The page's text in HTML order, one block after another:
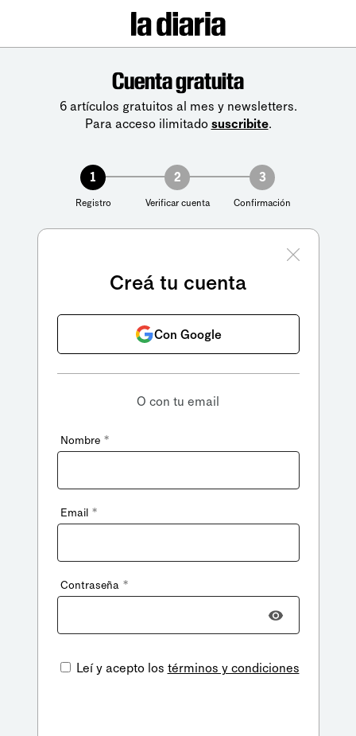
Cuenta gratuita
6 artículos gratuitos al mes y newsletters.
Para acceso ilimitado suscribite.
1
Registro
2
Verificar cuenta
3
Confirmación
Creá tu cuenta
Con Google
O con tu email
Nombre *
Email *
Contraseña *
Leí y acepto los términos y condiciones